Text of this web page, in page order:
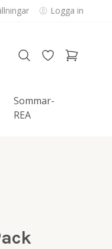
Logga in
Sommar-
REA